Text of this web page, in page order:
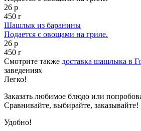
26 р
450 г
Шашлык из баранины
Подается с овощами на гриле.
26 р
450 г
Смотрите также доставка шашлыка в
заведениях
Легко!
Заказать любимое блюдо или
Сравнивайте, выбирайте, заказывайте!
Удобно!